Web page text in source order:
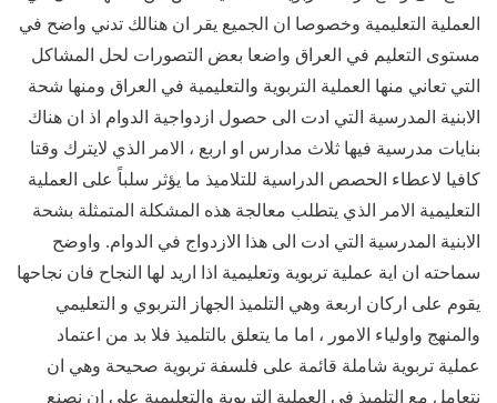
العملية التعليمية وخصوصا ان الجميع يقر ان هنالك تدني واضح في
مستوى التعليم في العراق واضعا بعض التصورات لحل المشاكل
التي تعاني منها العملية التربوية والتعليمية في العراق ومنها شحة
الابنية المدرسية التي ادت الى حصول ازدواجية الدوام اذ ان هناك
بنايات مدرسية فيها ثلاث مدارس او اربع ، الامر الذي لايترك وقتا
كافيا لاعطاء الحصص الدراسية للتلاميذ ما يؤثر سلباً على العملية
التعليمية الامر الذي يتطلب معالجة هذه المشكلة المتمثلة بشحة
الابنية المدرسية التي ادت الى هذا الازدواج في الدوام. واوضح
سماحته ان اية عملية تربوية وتعليمية اذا اريد لها النجاح فان نجاحها
يقوم على اركان اربعة وهي التلميذ الجهاز التربوي و التعليمي
والمنهج واولياء الامور ، اما ما يتعلق بالتلميذ فلا بد من اعتماد
عملية تربوية شاملة قائمة على فلسفة تربوية صحيحة وهي ان
نتعامل مع التلميذ في العملية التربوية والتعليمية على ان نصنع